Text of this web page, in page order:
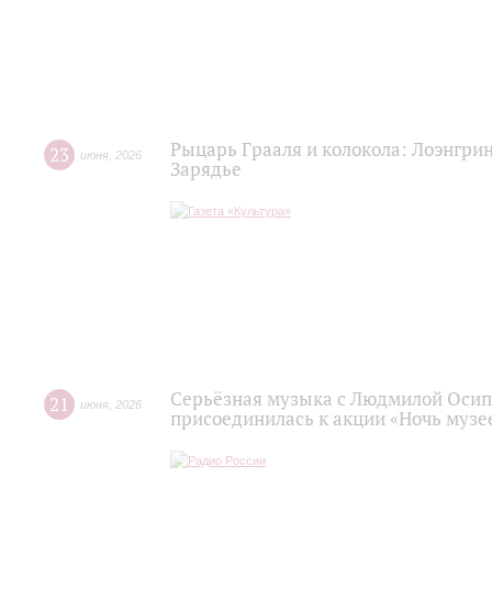
23 июня 2026
Рыцарь Грааля и колокола:
Зарядье
21 июня 2026
Серьёзная музыка с Людмилой
присоединилась к акции «Ночь